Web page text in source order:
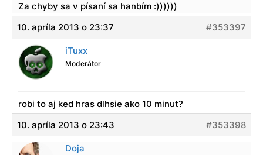
Za chyby sa v písaní sa hanbím :))))))
10. apríla 2013 o 23:37
#353397
iTuxx
Moderátor
robi to aj ked hras dlhsie ako 10 minut?
10. apríla 2013 o 23:43
#353398
Doja